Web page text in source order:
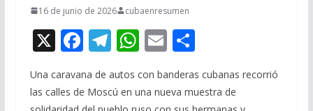
16 de junio de 2026 cubaenresumen
X F
ac
e
T
e
W
at
E
m
ai
C
m
Una caravana de autos con banderas cubanas recorrió
las calles de Moscú en una nueva muestra de